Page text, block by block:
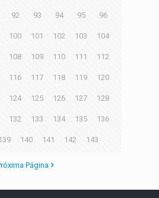
92 93 94 95 96
100 101 102 103 104
108 109 110 111 112
116 117 118 119 120
124 125 126 127 128
132 133 134 135 136
140 141 142 143
Página